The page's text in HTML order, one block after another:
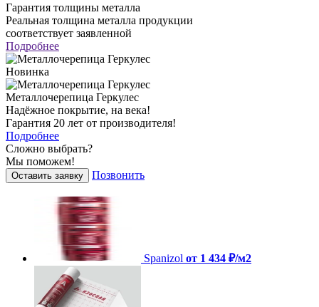
Гарантия толщины металла
Реальная толщина металла продукции
соответствует заявленной
Подробнее
Новинка
Металлочерепица Геркулес
Надёжное покрытие, на века!
Гарантия 20 лет от производителя!
Подробнее
Сложно выбрать?
Мы поможем!
Оставить заявку Позвонить
Spanizol от 1 434 ₽/м2